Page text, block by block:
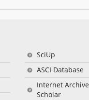
SciUp
ASCI Database
Internet Archive
Scholar